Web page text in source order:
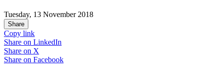
Tuesday, 13 November 2018
Share
Copy link
Share on LinkedIn
Share on X
Share on Facebook